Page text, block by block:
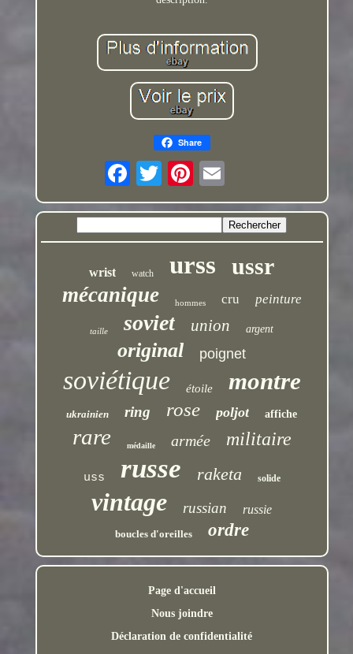
Share
wrist watch urss ussr
mécanique hommes cru peinture
taille soviet union argent
original poignet
soviétique étoile montre
ukrainien ring rose poljot affiche
rare médaille armée militaire
uss russe raketa solide
vintage russian russie
boucles d'oreilles ordre
Page d'accueil
Nous joindre
Déclaration de confidentialité